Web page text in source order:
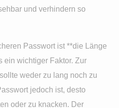
und verhindern so
Passwort ist **die Länge
ein wichtiger Faktor. Zur
weder zu lang noch zu
jedoch ist, desto
oder zu knacken. Der